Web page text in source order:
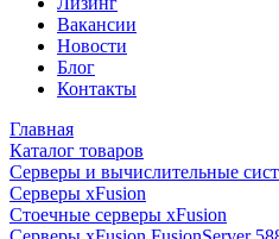
Вакансии
Новости
Блог
Контакты
Главная
Каталог товаров
Серверы и вычислительные
Серверы xFusion
Стоечные серверы xFusion